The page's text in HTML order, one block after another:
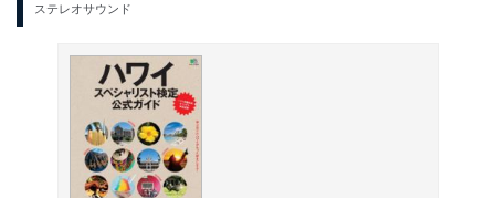
ステレオサウンド